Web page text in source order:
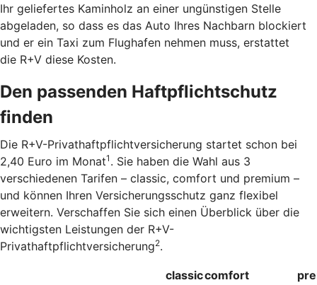
Ihr geliefertes Kaminholz an einer ungünstigen Stelle
abgeladen, so dass es das Auto Ihres Nachbarn blockiert
und er ein Taxi zum Flughafen nehmen muss, erstattet
die R+V diese Kosten.
Den passenden Haftpflichtschutz
finden
Die R+V-Privathaftpflichtversicherung startet schon bei
2,40 Euro im Monat1 . Sie haben die Wahl aus 3
verschiedenen Tarifen – classic, comfort und premium –
und können Ihren Versicherungsschutz ganz flexibel
erweitern. Verschaffen Sie sich einen Überblick über die
wichtigsten Leistungen der R+V-
Privathaftpflichtversicherung2.
classiccomfort